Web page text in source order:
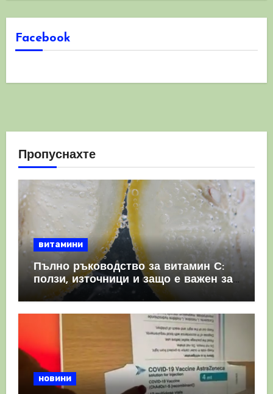
Facebook
Пропуснахте
витамини
Пълно ръководство за витамин С:
ползи, източници и защо е важен за
имунната система
новини